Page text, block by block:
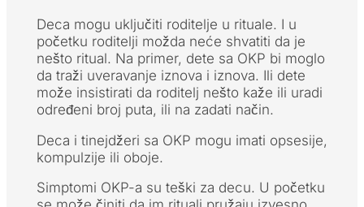
Deca mogu uključiti roditelje u rituale. I u
početku roditelji možda neće shvatiti da je
nešto ritual. Na primer, dete sa OKP bi moglo
da traži uveravanje iznova i iznova. Ili dete
može insistirati da roditelj nešto kaže ili uradi
određeni broj puta, ili na zadati način.
Deca i tinejdžeri sa OKP mogu imati opsesije,
kompulzije ili oboje.
Simptomi OKP-a su teški za decu. U početku